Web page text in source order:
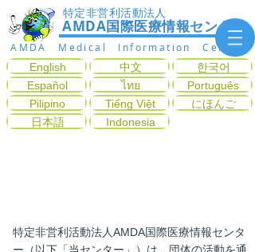
AMDA国際医療情報センター
特定非営利活動法人
AMDA Medical Information Center
English
Español
Pilipino
日本語
中文
ไทย
Tiếng Việt
Indonesia
한국어
Português
にほんご
特定非営利活動法人AMDA国際医療情報センタ